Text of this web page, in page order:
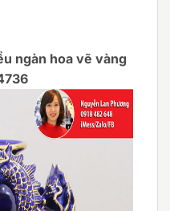
ngàn hoa vẽ vàng